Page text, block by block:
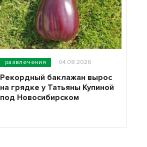
развлечения 04.08.2026
Рекордный баклажан вырос
на грядке у Татьяны Купиной
под Новосибирском